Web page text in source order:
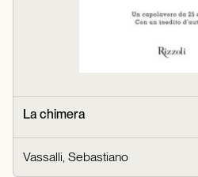
La chimera
Vassalli, Sebastiano